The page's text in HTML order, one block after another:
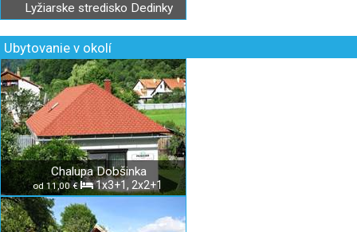
Lyžiarske stredisko Dedinky
Ubytovanie v okolí
Chalupa Dobšinka
od 11,00 € 1x3+1, 2x2+1